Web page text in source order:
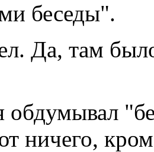
беседы".
Да, там
обдумывал
ничего,